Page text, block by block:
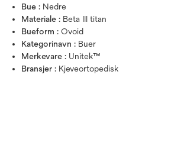
Bue : Nedre
Materiale : Beta III titan
Bueform : Ovoid
Kategorinavn : Buer
Merkevare : Unitek™
Bransjer : Kjeveortopedisk